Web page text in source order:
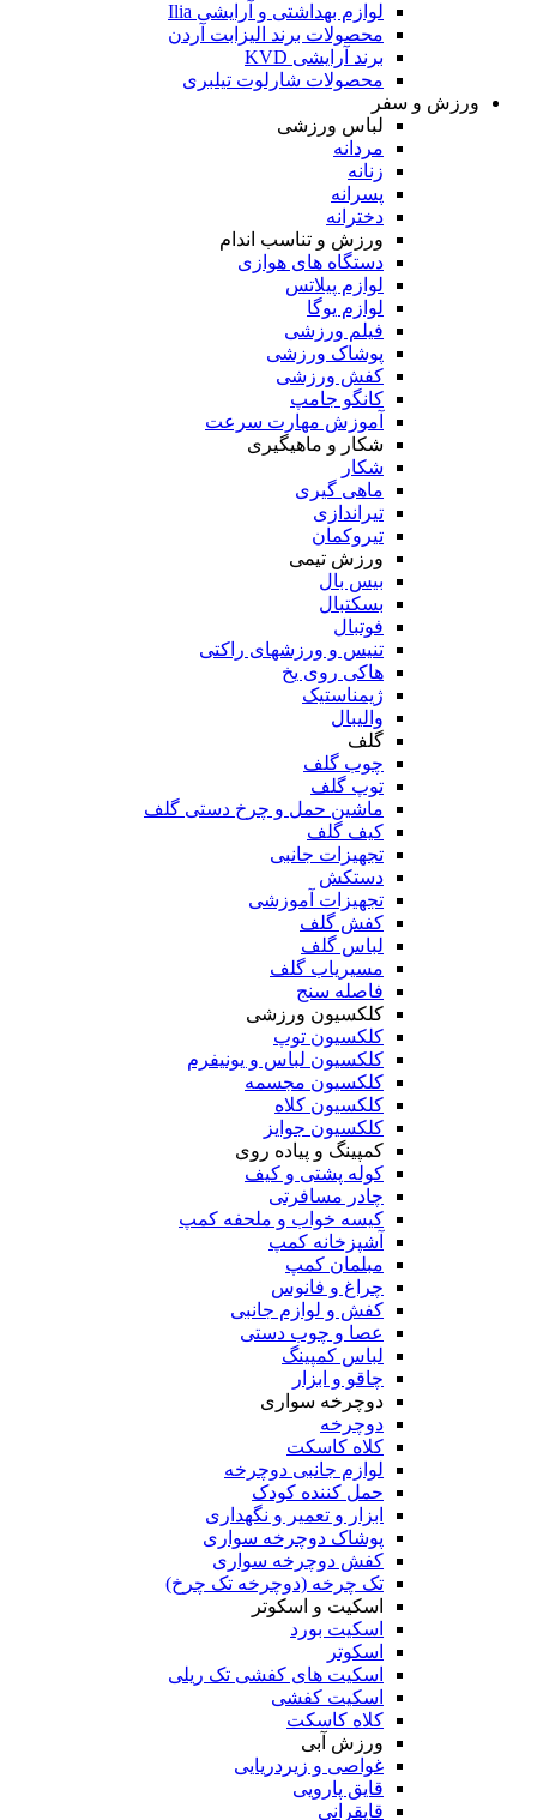
لوازم بهداشتی و آرایشی Ilia
محصولات برند الیزابت آردن
برند آرایشی KVD
محصولات شارلوت تیلبری
ورزش و سفر
لباس ورزشی
مردانه
زنانه
پسرانه
دخترانه
ورزش و تناسب اندام
دستگاه های هوازی
لوازم پیلاتس
لوازم یوگا
فیلم ورزشی
پوشاک ورزشی
کفش ورزشی
کانگو جامپ
آموزش مهارت سرعت
شکار و ماهیگیری
شکار
ماهی گیری
تیراندازی
تیروکمان
ورزش تیمی
بیس بال
بسکتبال
فوتبال
تنیس و ورزشهای راکتی
هاکی روی یخ
ژیمناستیک
والیبال
گلف
چوب گلف
توپ گلف
ماشین حمل و چرخ دستی گلف
کیف گلف
تجهیزات جانبی
دستکش
تجهیزات آموزشی
کفش گلف
لباس گلف
مسیریاب گلف
فاصله سنج
کلکسیون ورزشی
کلکسیون توپ
کلکسیون لباس و یونیفرم
کلکسیون مجسمه
کلکسیون کلاه
کلکسیون جوایز
کمپینگ و پیاده روی
کوله پشتی و کیف
چادر مسافرتی
کیسه خواب و ملحفه کمپ
آشپزخانه کمپ
مبلمان کمپ
چراغ و فانوس
کفش و لوازم جانبی
عصا و چوب دستی
لباس کمپینگ
چاقو و ابزار
دوچرخه سواری
دوچرخه
کلاه کاسکت
لوازم جانبی دوچرخه
حمل کننده کودک
ابزار و تعمیر و نگهداری
پوشاک دوچرخه سواری
کفش دوچرخه سواری
تک چرخه (دوچرخه تک چرخ)
اسکیت و اسکوتر
اسکیت بورد
اسکوتر
اسکیت های کفشی تک ریلی
اسکیت کفشی
کلاه کاسکت
ورزش آبی
غواصی و زیردریایی
قایق پارویی
قایقرانی